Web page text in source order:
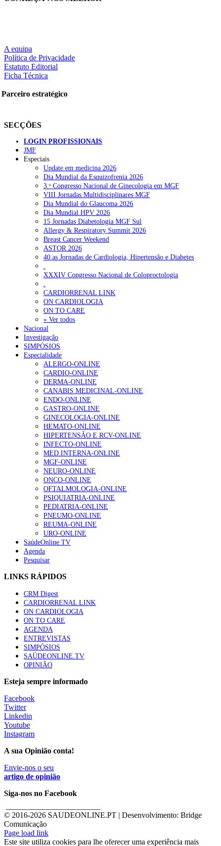
A equipa
Política de Privacidade
Estatuto Editorial
Ficha Técnica
Parceiro estratégico
SECÇÕES
LOGIN PROFISSIONAIS
JMF
Especiais
Update em medicina 2026
Dia Mundial da Esquizofrenia 2026
3.ᵒ Congresso Nacional de Ginecologia em MGF
VIII Jornadas Multidisciplinares MGF
Dia Mundial do Glaucoma 2026
Dia Mundial HPV 2026
15 Jornadas Diabetologia MGF Sul
Allergy & Respiratory Summit 2026
Breast Cancer Weekend
ASTOR 2026
40.as Jornadas de Cardiologia, Hipertensão e Diabetes
XXXIV Congresso Nacional de Coloproctologia
CARDIORRENAL LINK
ON CARDIOLOGIA
ON TO CARE
» Ver todos
Nacional
Investigação
SIMPÓSIOS
Especialidade
ALERGO-ONLINE
CARDIO-ONLINE
DERMA-ONLINE
CANABIS MEDICINAL-ONLINE
ENDO-ONLINE
GASTRO-ONLINE
GINECOLOGIA-ONLINE
HEMATO-ONLINE
HIPERTENSÃO E RCV-ONLINE
INFECTO-ONLINE
MED.INTERNA-ONLINE
MGF-ONLINE
NEURO-ONLINE
ONCO-ONLINE
OFTALMOLOGIA-ONLINE
PSIQUIATRIA-ONLINE
PEDIATRIA-ONLINE
PNEUMO-ONLINE
REUMA-ONLINE
URO-ONLINE
SaúdeOnline TV
Agenda
Pesquisar
LINKS RÁPIDOS
CRM Digest
CARDIORRENAL LINK
ON CARDIOLOGIA
ON TO CARE
AGENDA
ENTREVISTAS
SIMPÓSIOS
SAÚDEONLINE.TV
OPINIÃO
Esteja sempre informado
Facebook
Twitter
Linkedin
Youtube
Instagram
A sua Opinião conta!
Envie-nos o seu
artigo de opinião
Siga-nos no Facebook
© 2016-2026 SAUDEONLINE.PT | Desenvolvimento: Bridge
Comunicação
Page load link
Este site utiliza cookies para lhe oferecer uma experiência mais